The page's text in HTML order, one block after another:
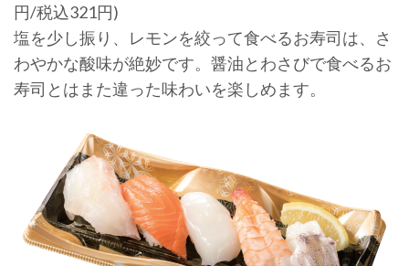
円/税込321円)
塩を少し振り、レモンを絞って食べるお寿司は、さ
わやかな酸味が絶妙です。醤油とわさびで食べるお
寿司とはまた違った味わいを楽しめます。